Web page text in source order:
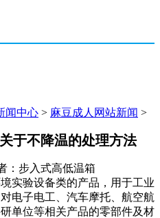
闻中心 > 麻豆成人网站新闻 >
于不降温的处理方法
：步入式高低温箱
实验设备类的产品，用于工业
电子电工、汽车摩托、航空航
单位等相关产品的零部件及材